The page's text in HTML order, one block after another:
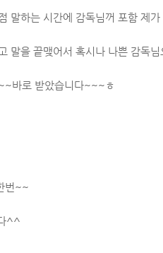
말하는 시간에 감독님꺼 포함 제
말을 끝맺어서 혹시나 나쁜 감독
바로 받았습니다~~~ㅎ
번~~
^^